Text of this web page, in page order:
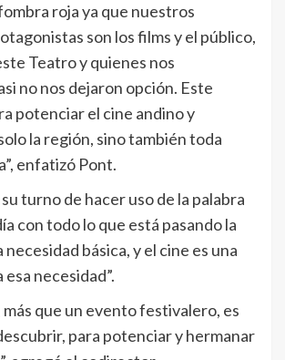
roja ya que nuestros
son los films y el público,
Teatro y quienes nos
no nos dejaron opción. Este
potenciar el cine andino y
la región, sino también toda
enfatizó Pont.
turno de hacer uso de la palabra
con todo lo que está pasando la
básica, y el cine es una
necesidad”.
que un evento festivalero, es
para potenciar y hermanar